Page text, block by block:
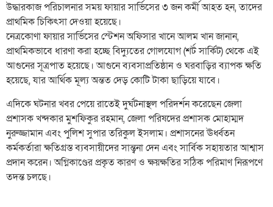
উদ্ধারকাজ পরিচালনার সময় ফায়ার সার্ভিসের ৩ জন কর্মী আহত হন, তাদের
প্রাথমিক চিকিৎসা দেওয়া হয়েছে।
​নেত্রকোণা ফায়ার সার্ভিসের স্টেশন অফিসার খানে আলম খান জানান,
প্রাথমিকভাবে ধারণা করা হচ্ছে বিদ্যুতের গোলযোগ (শর্ট সার্কিট) থেকে এই
আগুনের সূত্রপাত হয়েছে। আগুনে ব্যবসাপ্রতিষ্ঠান ও ঘরবাড়ির ব্যাপক ক্ষতি
হয়েছে, যার আর্থিক মূল্য অন্তত দেড় কোটি টাকা ছাড়িয়ে যাবে।
​এদিকে ঘটনার খবর পেয়ে রাতেই দুর্ঘটনাস্থল পরিদর্শন করেছেন জেলা
প্রশাসক খন্দকার মুশফিকুর রহমান, জেলা পরিষদের প্রশাসক মোহাম্মদ
নুরুজ্জামান এবং পুলিশ সুপার তরিকুল ইসলাম। প্রশাসনের ঊর্ধ্বতন
কর্মকর্তারা ক্ষতিগ্রস্ত ব্যবসায়ীদের সান্ত্বনা দেন এবং সার্বিক সহায়তার আশ্বাস
প্রদান করেন। অগ্নিকাণ্ডের প্রকৃত কারণ ও ক্ষয়ক্ষতির সঠিক পরিমাণ নিরূপণে
তদন্ত চলছে।